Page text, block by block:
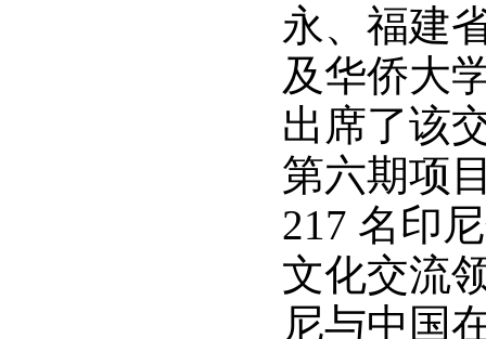
永、福建
及华侨大
出席了该
第六期项
217 名印
文化交流
尼与中国